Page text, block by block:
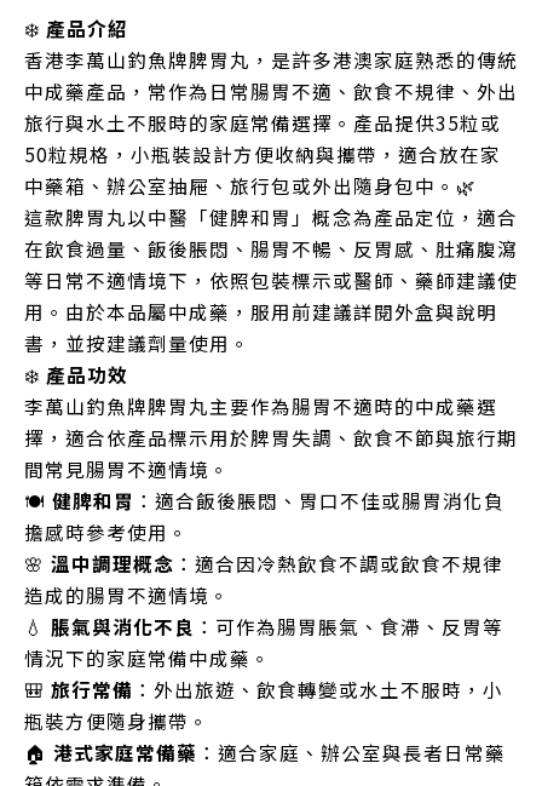
❄️ 產品介紹
香港李萬山釣魚牌脾胃丸，是許多港澳家庭熟悉的傳統
中成藥產品，常作為日常腸胃不適、飲食不規律、外出
旅行與水土不服時的家庭常備選擇。產品提供35粒或
50粒規格，小瓶裝設計方便收納與攜帶，適合放在家
中藥箱、辦公室抽屜、旅行包或外出隨身包中。🌿
這款脾胃丸以中醫「健脾和胃」概念為產品定位，適合
在飲食過量、飯後脹悶、腸胃不暢、反胃感、肚痛腹瀉
等日常不適情境下，依照包裝標示或醫師、藥師建議使
用。由於本品屬中成藥，服用前建議詳閱外盒與說明
書，並按建議劑量使用。
❄️ 產品功效
李萬山釣魚牌脾胃丸主要作為腸胃不適時的中成藥選
擇，適合依產品標示用於脾胃失調、飲食不節與旅行期
間常見腸胃不適情境。
🍽️ 健脾和胃 ：適合飯後脹悶、胃口不佳或腸胃消化負
擔感時參考使用。
🌸 溫中調理概念 ：適合因冷熱飲食不調或飲食不規律
造成的腸胃不適情境。
💧 脹氣與消化不良 ：可作為腸胃脹氣、食滯、反胃等
情況下的家庭常備中成藥。
🎒 旅行常備 ：外出旅遊、飲食轉變或水土不服時，小
瓶裝方便隨身攜帶。
🏠 港式家庭常備藥 ：適合家庭、辦公室與長者日常藥